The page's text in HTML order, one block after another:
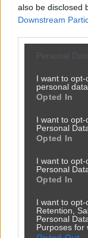
also be disclosed
Downstream
Personal
I want to
personal data.
Opted In
I want to
Personal
Opted In
I want to
Personal
Opted In
I want to opt-
Retention,
Personal
Purposes for